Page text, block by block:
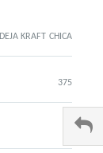
KRAFT CHICA
375